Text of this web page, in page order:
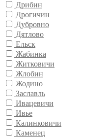
Дрибин
Дрогичин
Дубровно
Дятлово
Ельск
Жабинка
Житковичи
Жлобин
Жодино
Заславль
Ивацевичи
Ивье
Калинковичи
Каменец